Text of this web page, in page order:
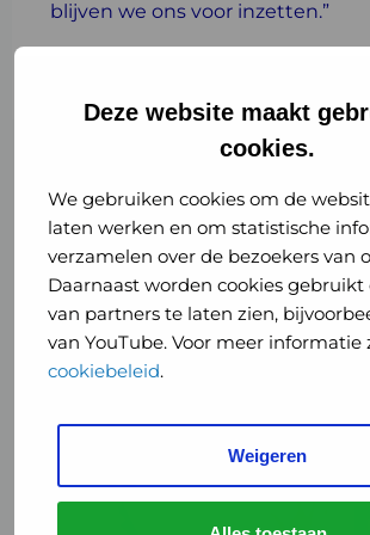
Deze website maakt
cookies.
We gebruiken cookies om de
laten werken en om statistische
verzamelen over de bezoekers van
Daarnaast worden cookies
van partners te laten zien,
van YouTube. Voor meer informatie
cookiebeleid.
Weigeren
blijven we ons voor inzetten.”
Gerelateerde
Lees
meer
over
Nieuw
zien